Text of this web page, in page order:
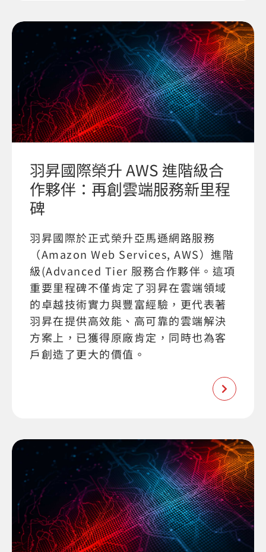
羽昇國際榮升 AWS 進階級合
作夥伴：再創雲端服務新里程
碑
羽昇國際於正式榮升亞馬遜網路服務
（Amazon Web Services, AWS）進階
級(Advanced Tier 服務合作夥伴。這項
重要里程碑不僅肯定了羽昇在雲端領域
的卓越技術實力與豐富經驗，更代表著
羽昇在提供高效能、高可靠的雲端解決
方案上，已獲得原廠肯定，同時也為客
戶創造了更大的價值。